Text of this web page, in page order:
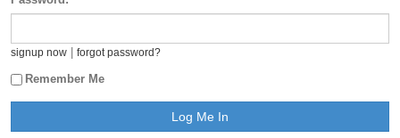
signup now forgot password?
Remember Me